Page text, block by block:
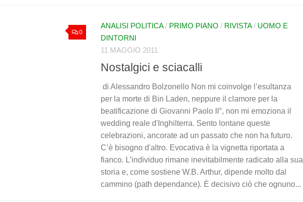
0
ANALISI POLITICA/ PRIMO PIANO / RIVISTA/ UOMO E
DINTORNI
11 MAGGIO 2011
Nostalgici e sciacalli
di Alessandro Bolzonello Non mi coinvolge l’esultanza
per la morte di Bin Laden, neppure il clamore per la
beatificazione di Giovanni Paolo II°, non mi emoziona il
wedding reale d'Inghilterra. Sento lontane queste
celebrazioni, ancorate ad un passato che non ha futuro.
C’è bisogno d'altro. Evocativa è la vignetta riportata a
fianco. L’individuo rimane inevitabilmente radicato alla sua
storia e, come sostiene W.B. Arthur, dipende molto dal
cammino (path dependance). È decisivo ciò che ognuno...